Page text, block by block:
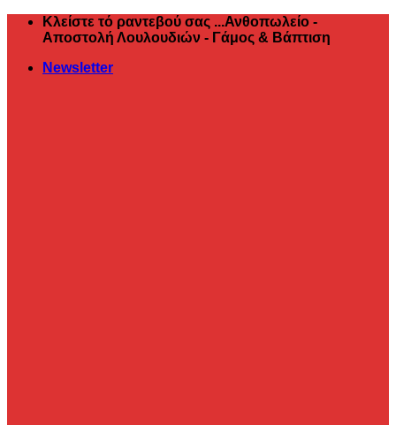
ΜετάβασηΚλείστε τό ραντεβού σας ...Ανθοπωλείο -
Αποστολή Λουλουδιών - Γάμος & Βάπτιση
Newsletter